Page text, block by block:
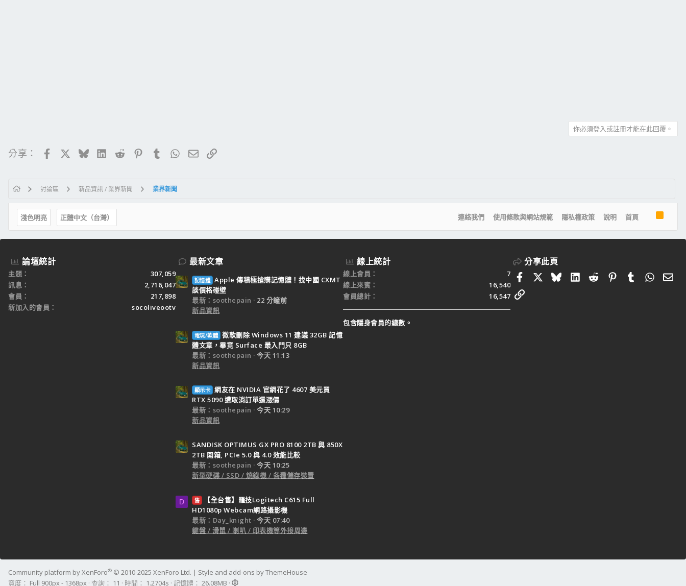
你必須登入或註冊才能在此回覆。
分享： FacebookBlueskyLinkedIn
RedditPinterestTumblrWhatsApp
電子郵件
連結
討論區 新品資訊 / 業界新聞 業界新聞
淺色明亮 正體中文（台灣） 連絡我們 使用條款與網站規範 隱私權政策 說明 首頁
R
S
論壇統計
主題
307,059
訊息
2,716,047
會員
217,898
新加入的會員
socoliveootv
最新文章
記憶體 Apple 傳積極搶購記憶體！找中國 CXMT
談價格碰壁
最新：soothepain
22 分鐘前
新品資訊
電玩/軟體 微軟刪除 Windows 11 建議 32GB 記憶
體文章，畢竟 Surface 最入門只 8GB
最新：soothepain
今天 11:13
新品資訊
顯示卡 網友在 NVIDIA 官網花了 4607 美元買
RTX 5090 遭取消訂單還漲價
最新：soothepain
今天 10:29
新品資訊
SANDISK OPTIMUS GX PRO 8100 2TB 與 850X
2TB 開箱, PCIe 5.0 與 4.0 效能比較
最新：soothepain
今天 10:25
新型硬碟 / SSD / 燒錄機 / 各種儲存裝置
D 售
【全台售】羅技Logitech C615 Full
HD1080p Webcam網路攝影機
最新：Day_knight
今天 07:40
鍵盤 / 滑鼠 / 喇叭 / 印表機等外接周邊
線上統計
線上會員
7
線上來賓
16,540
會員總計
16,547
包含隱身會員的總數。
分享此頁
FacebookBlueskyLinkedIn
RedditPinterestTumblr 電
連結
Community platform by XenForo® © 2010-2025 XenForo Ltd. | Style and add-ons by ThemeHouse
寬度
查詢 11 時間 1.2704s 記憶體 26.08MB